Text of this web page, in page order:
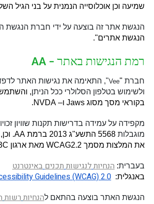
שמיעה וכן אוכלוסייה הנמנית על בני הגיל
הנגשת אתר זה בוצעה על ידי חברת הנגשת
הנגשת אתרים".
רמת הנגישות באתר – AA
חברת "
Vee
", התאימה את נגישות האתר
ולשימוש בטלפון הסלולרי ככל הניתן,
בקוראי מסך מסוגJaws ו– NVDA.
מקפידה על עמידה בדרישות תקנות שוויון
מוגבלות5568 התשע"ג2013 ברמתAA. וכן,
את המלצות מסמך WCAG2.2 מאת ארגון
בעברית: הנחיותלנגישות תכנים באינטרנט
באנגלית:
Guidelines (WCAG) 2.0
הנגשת האתר בוצעה בהתאם להנחיות רשות